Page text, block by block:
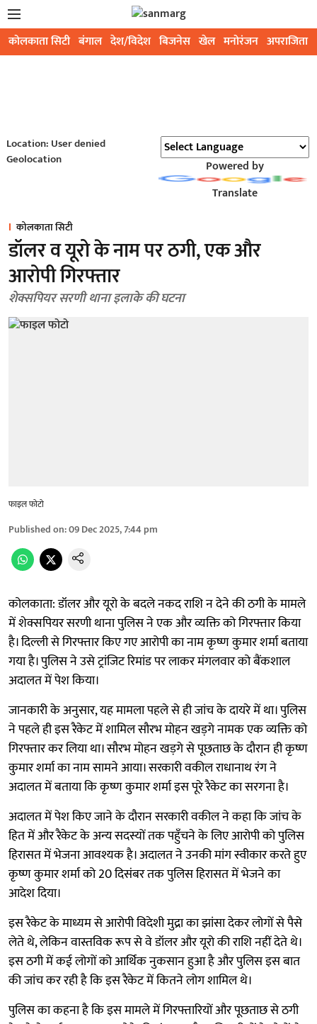
कोलकाता सिटी बंगाल देश/विदेश बिजनेस खेल मनोरंजन अपराजिता
Location: User denied
Geolocation
Powered by
Translate
कोलकाता सिटी
डॉलर व यूरो के नाम पर ठगी, एक और
आरोपी गिरफ्तार
शेक्सपियर सरणी थाना इलाके की घटना
फाइल फोटो
Published on:09 Dec 2025, 7:44 pm
कोलकाता: डॉलर और यूरो के बदले नकद राशि न देने की ठगी के मामले
में शेक्सपियर सरणी थाना पुलिस ने एक और व्यक्ति को गिरफ्तार किया
है। दिल्ली से गिरफ्तार किए गए आरोपी का नाम कृष्ण कुमार शर्मा बताया
गया है। पुलिस ने उसे ट्रांजिट रिमांड पर लाकर मंगलवार को बैंकशाल
अदालत में पेश किया।
जानकारी के अनुसार, यह मामला पहले से ही जांच के दायरे में था। पुलिस
ने पहले ही इस रैकेट में शामिल सौरभ मोहन खड़गे नामक एक व्यक्ति को
गिरफ्तार कर लिया था। सौरभ मोहन खड़गे से पूछताछ के दौरान ही कृष्ण
कुमार शर्मा का नाम सामने आया। सरकारी वकील राधानाथ रंग ने
अदालत में बताया कि कृष्ण कुमार शर्मा इस पूरे रैकेट का सरगना है।
अदालत में पेश किए जाने के दौरान सरकारी वकील ने कहा कि जांच के
हित में और रैकेट के अन्य सदस्यों तक पहुँचने के लिए आरोपी को पुलिस
हिरासत में भेजना आवश्यक है। अदालत ने उनकी मांग स्वीकार करते हुए
कृष्ण कुमार शर्मा को 20 दिसंबर तक पुलिस हिरासत में भेजने का
आदेश दिया।
इस रैकेट के माध्यम से आरोपी विदेशी मुद्रा का झांसा देकर लोगों से पैसे
लेते थे, लेकिन वास्तविक रूप से वे डॉलर और यूरो की राशि नहीं देते थे।
इस ठगी में कई लोगों को आर्थिक नुकसान हुआ है और पुलिस इस बात
की जांच कर रही है कि इस रैकेट में कितने लोग शामिल थे।
पुलिस का कहना है कि इस मामले में गिरफ्तारियों और पूछताछ से ठगी